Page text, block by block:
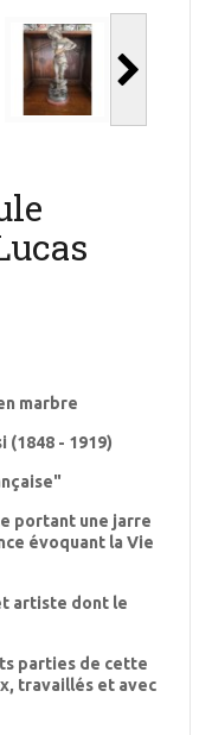
marbre
(1848 - 1919)
portant une jarre
évoquant la Vie
artiste dont le
parties de cette
travaillés et avec